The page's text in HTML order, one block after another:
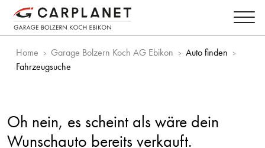
Home Garage Bolzern Koch AG Ebikon
Auto finden
Fahrzeugsuche
Oh nein, es scheint als wäre dein
Wunschauto bereits verkauft.